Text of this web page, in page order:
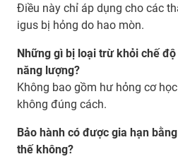
Điều này chỉ áp dụng cho các
igus bị hỏng do hao mòn.
Những gì bị loại trừ khỏi chế
năng lượng?
Không bao gồm hư hỏng cơ
không đúng cách.
Bảo hành có được gia hạn
thế không?